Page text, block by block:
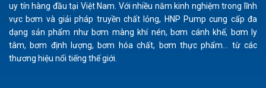
ÁP LỰC TỐI ĐA
8.6 bar
ĐƯỜNG CẤP KHÍ
3/4” (Kết nối ren)
CHẤT RẮN QUA BƠM TỐI ĐA
9.65 mm
uy tín hàng đầu tại Việt Nam. Với nhiều năm kinh nghiệm trong lĩnh
vực bơm và giải pháp truyền chất lỏng, HNP Pump cung cấp đa
dạng sản phẩm như bơm màng khí nén, bơm cánh khế, bơm ly
tâm, bơm định lượng, bơm hóa chất, bơm thực phẩm... từ các
thương hiệu nổi tiếng thế giới.